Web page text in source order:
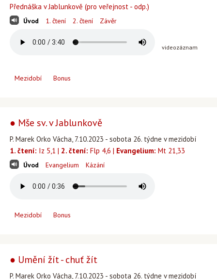
Přednáška v Jablunkově (pro veřejnost - odp.)
Úvod 1. čtení 2. čtení Závěr
videozáznam
Mezidobí Bonus
● Mše sv. v Jablunkově
P. Marek Orko Vácha, 7.10.2023 - sobota 26. týdne v mezidobí
1. čtení: Iz 5,1 | 2. čtení: Flp 4,6 | Evangelium: Mt 21,33
Úvod Evangelium Kázání
Mezidobí Bonus
● Umění žít - chuť žít
P. Marek Orko Vácha, 7.10.2023 - sobota 26. týdne v mezidobí